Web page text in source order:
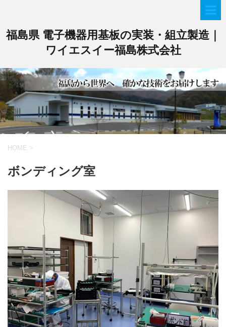
福島県 電子機器用基板の実装・組立製造｜
ワイエスイー福島株式会社
HOME >
ボンディング室